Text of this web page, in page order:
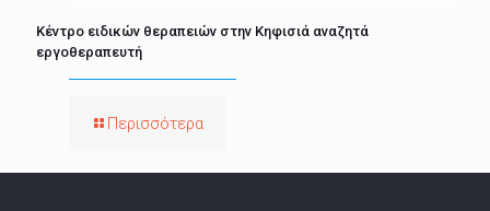
Κέντρο ειδικών θεραπειών στην Κηφισιά αναζητά
εργοθεραπευτή
Περισσότερα